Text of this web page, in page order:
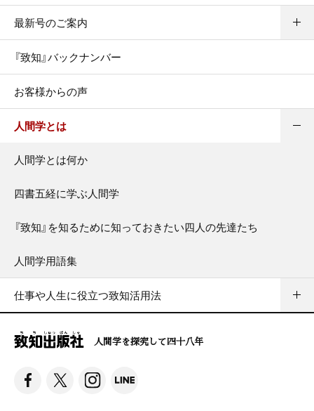
最新号のご案内
『致知』バックナンバー
お客様からの声
人間学とは
人間学とは何か
四書五経に学ぶ人間学
『致知』を知るために知っておきたい四人の先達たち
人間学用語集
仕事や人生に役立つ致知活用法
人間学を探究して四十八年